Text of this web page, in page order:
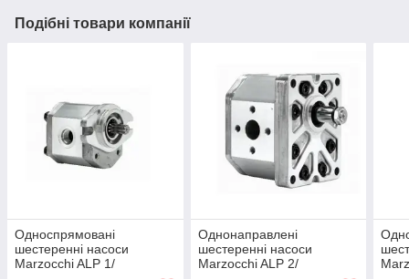
Подібні товари компанії
Односпрямовані
шестеренні насоси
Marzocchi ALP 1/
Однонаправлені
шестеренні насоси
Marzocchi ALP 2/